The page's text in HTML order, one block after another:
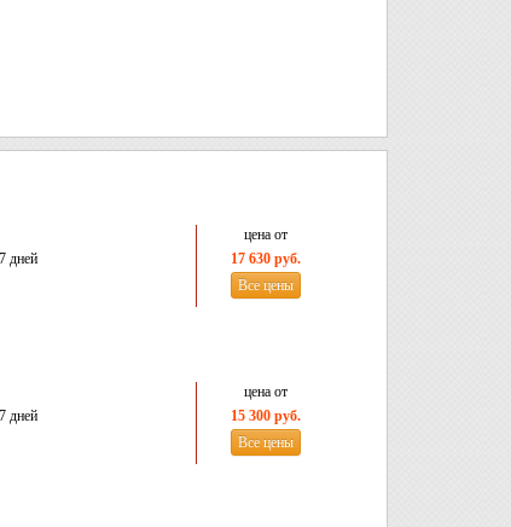
дней
цена от
17 630 руб.
Все цены
дней
цена от
15 300 руб.
Все цены